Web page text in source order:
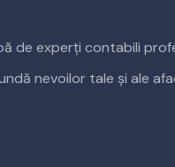
de experți contabili
nevoilor tale și ale